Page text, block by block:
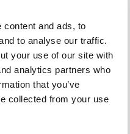
content and ads, to
to analyse our traffic.
your use of our site with
analytics partners who
that you’ve
collected from your use
NFEA og MFS, som
etablert.
med både godt faglig og
vil derfor ikke bli streamet.
security ansvar i sin bedrift,
Møtene er åpne for